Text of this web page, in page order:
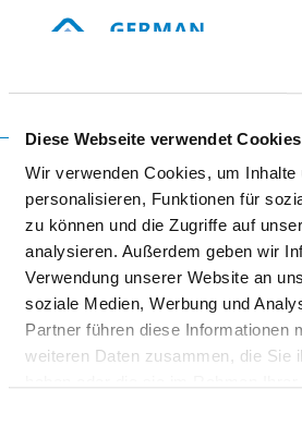
Diese Webseite verwendet Cookies
Wir verwenden Cookies, um Inhalte
personalisieren, Funktionen für
zu können und die Zugriffe auf
analysieren. Außerdem geben wir
Verwendung unserer Website an
soziale Medien, Werbung und
Partner führen diese Informationen
weiteren Daten zusammen, die Sie
Startseite der Fachabteilung
CHARITÉ
BERLIN